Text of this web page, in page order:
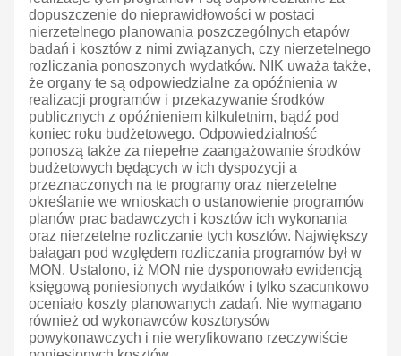
dopuszczenie do nieprawidłowości w postaci
nierzetelnego planowania poszczególnych etapów
badań i kosztów z nimi związanych, czy nierzetelnego
rozliczania ponoszonych wydatków. NIK uważa także,
że organy te są odpowiedzialne za opóźnienia w
realizacji programów i przekazywanie środków
publicznych z opóźnieniem kilkuletnim, bądź pod
koniec roku budżetowego. Odpowiedzialność
ponoszą także za niepełne zaangażowanie środków
budżetowych będących w ich dyspozycji a
przeznaczonych na te programy oraz nierzetelne
określanie we wnioskach o ustanowienie programów
planów prac badawczych i kosztów ich wykonania
oraz nierzetelne rozliczanie tych kosztów. Największy
bałagan pod względem rozliczania programów był w
MON. Ustalono, iż MON nie dysponowało ewidencją
księgową poniesionych wydatków i tylko szacunkowo
oceniało koszty planowanych zadań. Nie wymagano
również od wykonawców kosztorysów
powykonawczych i nie weryfikowano rzeczywiście